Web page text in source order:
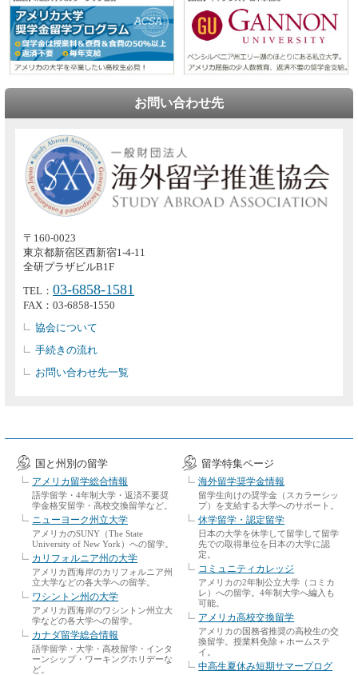
お問い合わせ先
〒160-0023
東京都新宿区西新宿1-4-11
全研プラザビルB1F
TEL：03-6858-1581
FAX：03-6858-1550
協会について
手続きの流れ
お問い合わせ先一覧
国と州別の留学
アメリカ留学総合情報
語学留学・4年制大学・返済不要奨
学金格安留学・高校交換留学など。
ニューヨーク州立大学
アメリカのSUNY（The State
University of New York）への留学。
カリフォルニア州の大学
アメリカ西海岸のカリフォルニア州
立大学などの各大学への留学。
ワシントン州の大学
アメリカ西海岸のワシントン州立大
学などの各大学への留学。
カナダ留学総合情報
語学留学・大学・高校留学・インタ
ーンシップ・ワーキングホリデーな
ど。
留学特集ページ
海外留学奨学金情報
留学生向けの奨学金（スカラーシッ
プ）を支給する大学へのサポート。
休学留学・認定留学
日本の大学を休学して留学して留学
先での取得単位を日本の大学に認
定。
コミュニティカレッジ
アメリカの2年制公立大学（コミカ
レ）への留学。4年制大学へ編入も
可能。
アメリカ高校交換留学
アメリカの国務省推奨の高校生の交
換留学。授業料免除＋ホームステ
イ。
中高生夏休み短期サマープログ